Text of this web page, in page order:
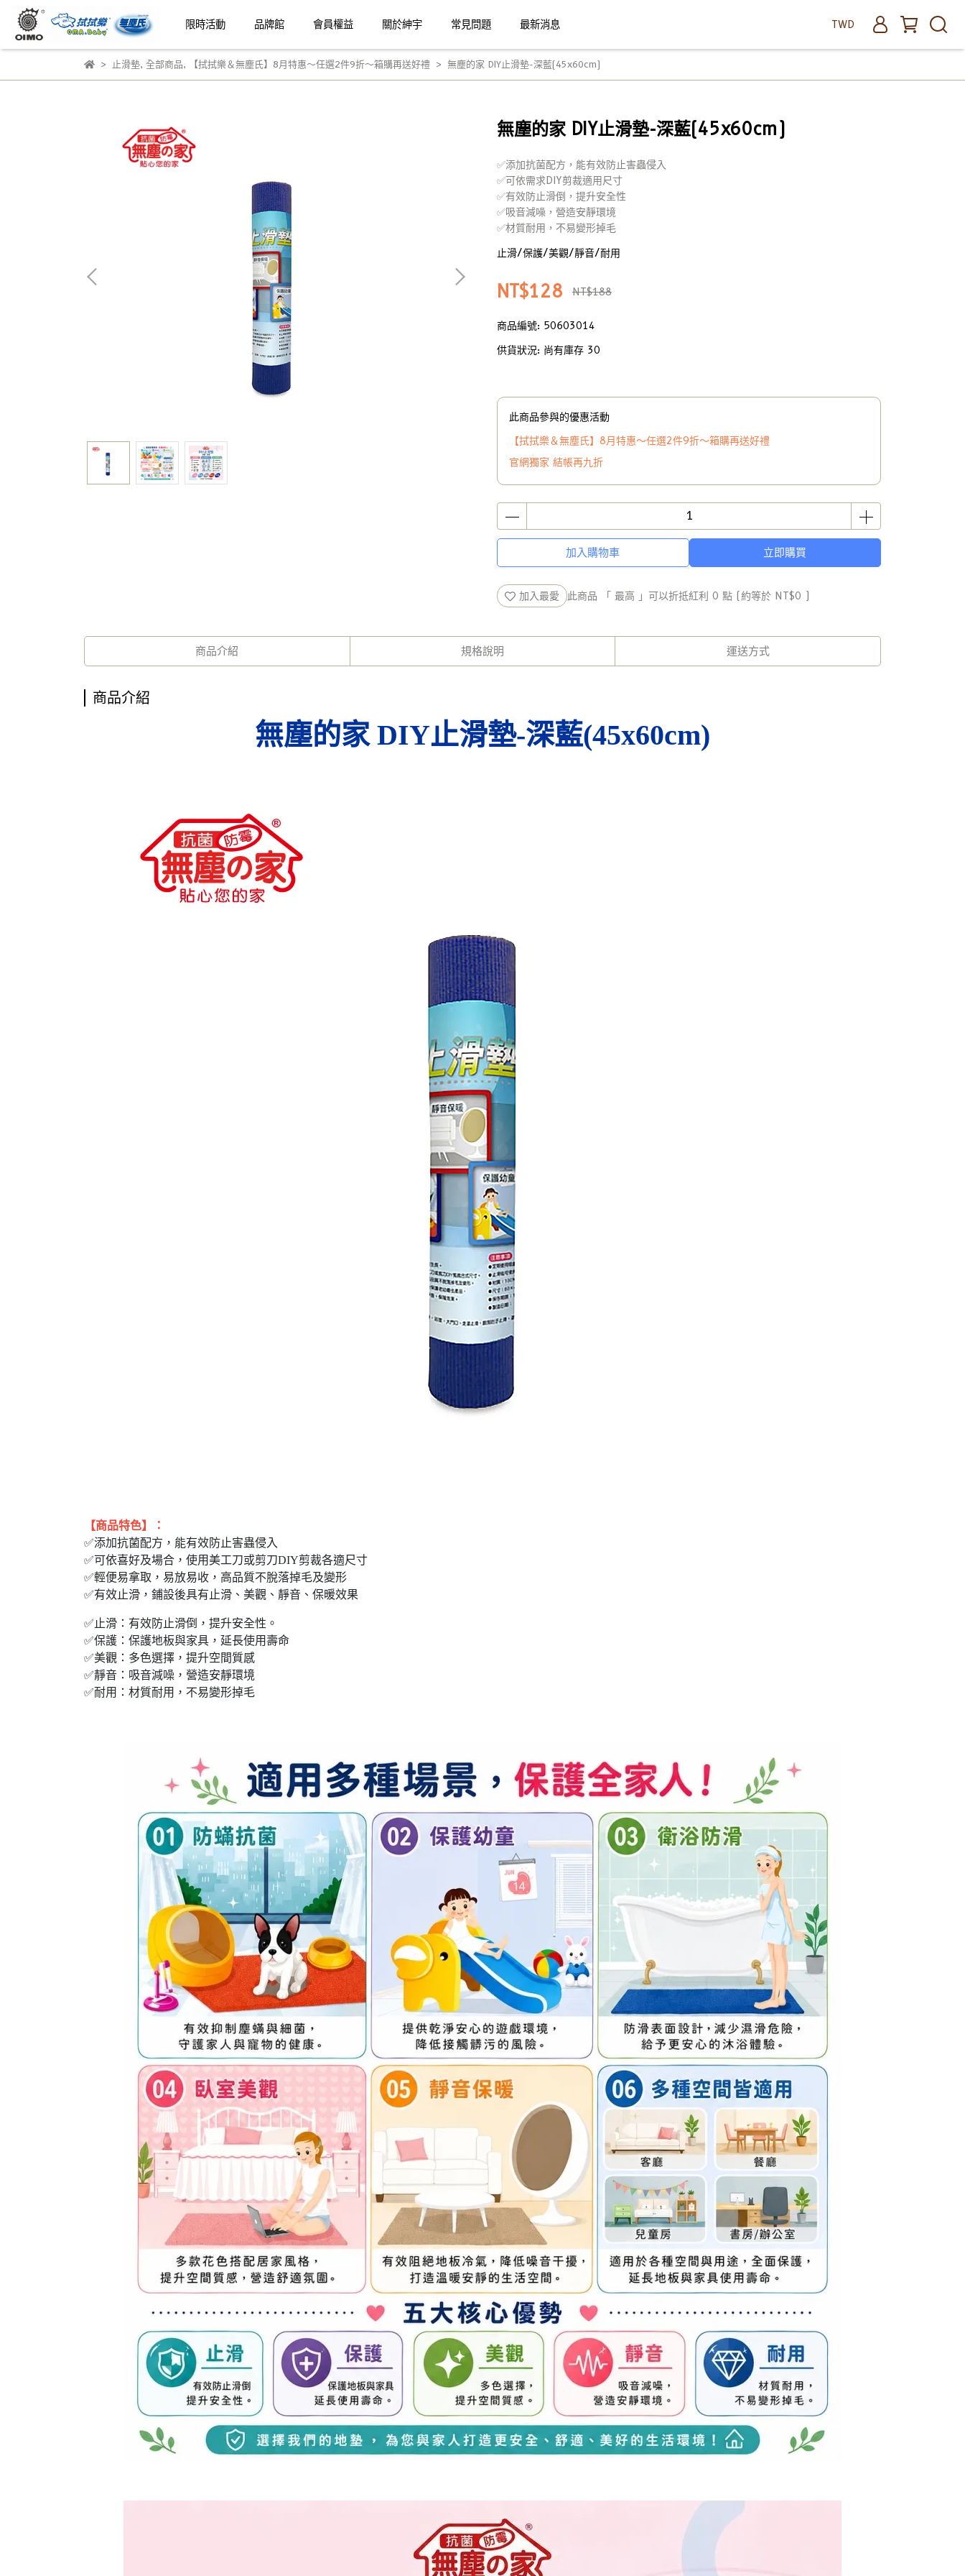
限時活動 品牌館 會員權益 關於紳宇 常見問題 最新消息 TWD
止滑墊, 全部商品, 【拭拭樂＆無塵氏】8月特惠～任選2件9折～箱購再送好禮 無塵的家 DIY止滑墊-深藍(45x60cm)
無塵的家 DIY止滑墊-深藍(45x60cm)
✅添加抗菌配方，能有效防止害蟲侵入
✅可依需求DIY剪裁適用尺寸
✅有效防止滑倒，提升安全性
✅吸音減噪，營造安靜環境
✅材質耐用，不易變形掉毛
止滑/保護/美觀/靜音/耐用
NT$128 NT$188
商品編號: 50603014
供貨狀況: 尚有庫存 30
此商品參與的優惠活動
【拭拭樂＆無塵氏】8月特惠～任選2件9折～箱購再送好禮
官網獨家 結帳再九折
加入購物車 立即購買
加入最愛 此商品 「 最高 」可以折抵紅利 0 點 (約等於 NT$0 )
商品介紹 規格說明 運送方式
商品介紹
無塵的家 DIY止滑墊-深藍(45x60cm)
【商品特色】：
✅添加抗菌配方，能有效防止害蟲侵入
✅可依喜好及場合，使用美工刀或剪刀DIY剪裁各適尺寸
✅輕便易拿取，易放易收，高品質不脫落掉毛及變形
✅有效止滑，鋪設後具有止滑、美觀、靜音、保暖效果
✅止滑：有效防止滑倒，提升安全性。
✅保護：保護地板與家具，延長使用壽命
✅美觀：多色選擇，提升空間質感
✅靜音：吸音減噪，營造安靜環境
✅耐用：材質耐用，不易變形掉毛